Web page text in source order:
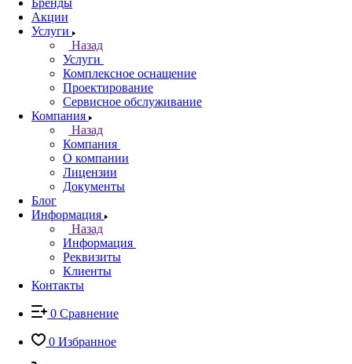
Бренды
Акции
Услуги
Назад
Услуги
Комплексное оснащение
Проектирование
Сервисное обслуживание
Компания
Назад
Компания
О компании
Лицензии
Документы
Блог
Информация
Назад
Информация
Реквизиты
Клиенты
Контакты
0 Сравнение
0 Избранное